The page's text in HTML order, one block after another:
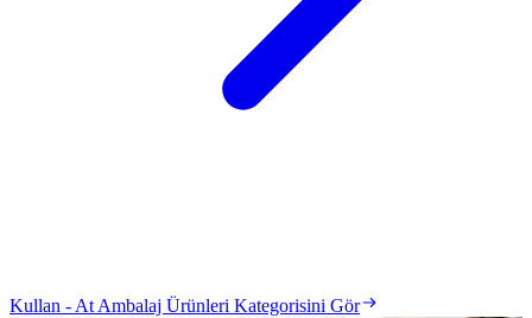
Kullan - At Ambalaj Ürünleri Kategorisini Gör